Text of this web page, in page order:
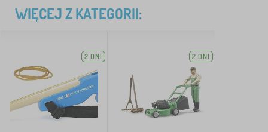
WIĘCEJ Z KATEGORII:
2 DNI 2 DNI